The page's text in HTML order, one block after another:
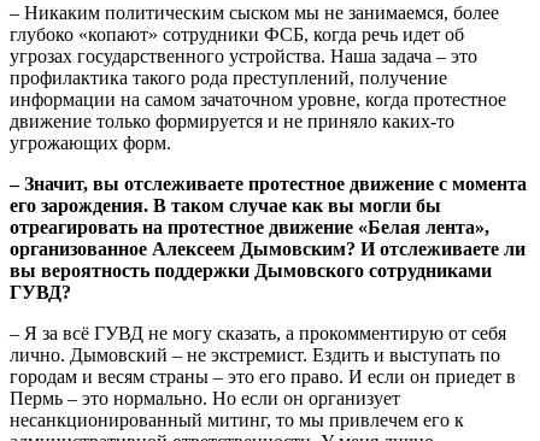
– Никаким политическим сыском мы не занимаемся, более
глубоко «копают» сотрудники ФСБ, когда речь идет об
угрозах государственного устройства. Наша задача – это
профилактика такого рода преступлений, получение
информации на самом зачаточном уровне, когда протестное
движение только формируется и не приняло каких-то
угрожающих форм.
– Значит, вы отслеживаете протестное движение с момента
его зарождения. В таком случае как вы могли бы
отреагировать на протестное движение «Белая лента»,
организованное Алексеем Дымовским? И отслеживаете ли
вы вероятность поддержки Дымовского сотрудниками
ГУВД?
– Я за всё ГУВД не могу сказать, а прокомментирую от себя
лично. Дымовский – не экстремист. Ездить и выступать по
городам и весям страны – это его право. И если он приедет в
Пермь – это нормально. Но если он организует
несанкционированный митинг, то мы привлечем его к